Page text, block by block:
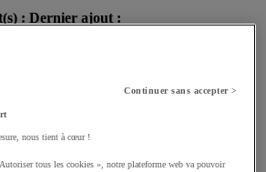
: Dernier ajout :
Continuer sans accepter >
nous tient à cœur !
tous les cookies », notre plateforme web va pouvoir